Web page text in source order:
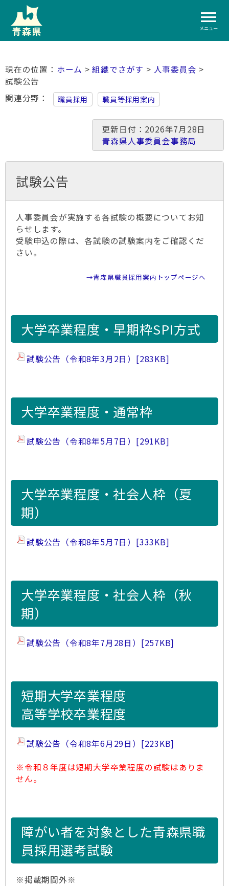
メニュー
ホーム >組織でさがす > 人事委員会 >
試験公告
関連分野
職員採用 職員等採用案内
更新日付：2026年7月28日
青森県人事委員会事務局
試験公告
人事委員会が実施する各試験の概要についてお知
らせします。
受験申込の際は、各試験の試験案内をご確認くだ
さい。
→青森県職員採用案内トップページへ
大学卒業程度・早期枠SPI方式
試験公告（令和8年3月2日） [283KB]
大学卒業程度・通常枠
試験公告（令和8年5月7日） [291KB]
大学卒業程度・社会人枠（夏
期）
試験公告（令和8年5月7日） [333KB]
大学卒業程度・社会人枠（秋
期）
試験公告（令和8年7月28日） [257KB]
短期大学卒業程度
高等学校卒業程度
試験公告（令和8年6月29日） [223KB]
※令和８年度は短期大学卒業程度の試験はありま
せん。
障がい者を対象とした青森県職
員採用選考試験
※掲載期間外※